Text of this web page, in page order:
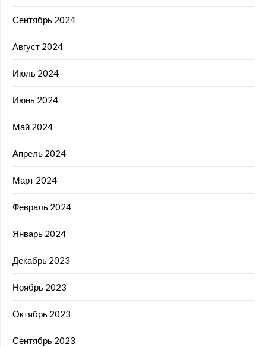
Сентябрь 2024
Август 2024
Июль 2024
Июнь 2024
Май 2024
Апрель 2024
Март 2024
Февраль 2024
Январь 2024
Декабрь 2023
Ноябрь 2023
Октябрь 2023
Сентябрь 2023